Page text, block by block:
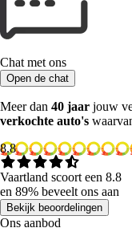
Chat met ons
Open de chat
Meer dan 40 jaar jouw
verkochte auto's
8.8
Vaartland scoort een 8.8
en 89% beveelt ons aan
Bekijk beoordelingen
Ons aanbod